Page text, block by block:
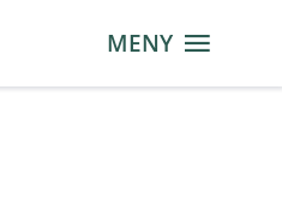
MENY